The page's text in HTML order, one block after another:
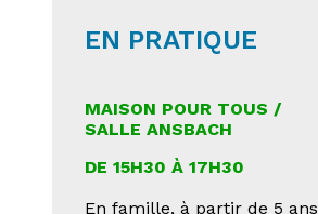
EN PRATIQUE
MAISON POUR TOUS /
SALLE ANSBACH
DE 15H30 À 17H30
En famille, à partir de 5 ans